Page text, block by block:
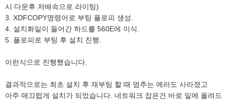
시 다운후 저배속으로 라이팅)
3. XDFCOPY명령어로 부팅 플로피 생성.
4. 설치화일이 들어간 하드를 560E에 이식.
5. 플로피로 부팅 후 설치 진행.
이런식으로 진행했습니다.
결과적으로는 최초 설치 후 재부팅 할 때 멈추는 에러도 사라졌고
아주 매끄럽게 설치가 되었습니다. 네트워크 잡은건 바로 밑에 올려드